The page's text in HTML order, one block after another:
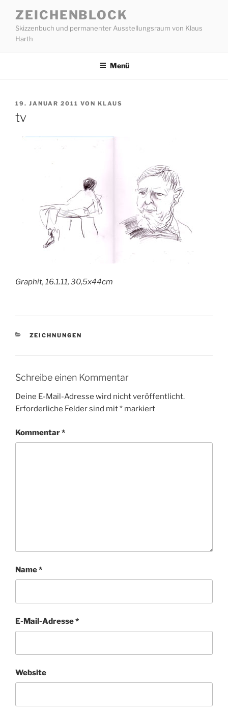
Inhalt
springen
ZEICHENBLOCK
Skizzenbuch und permanenter Ausstellungsraum von Klaus
Harth
Menü
VERÖFFENTLICHT
AM
19. JANUAR 2011 VON KLAUS
tv
Graphit, 16.1.11, 30,5x44cm
KATEGORIEN
ZEICHNUNGEN
Schreibe einen Kommentar
Deine E-Mail-Adresse wird nicht veröffentlicht.
Erforderliche Felder sind mit* markiert
Kommentar*
Name*
E-Mail-Adresse*
Website